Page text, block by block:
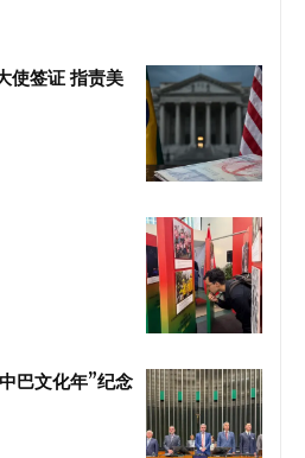
使签证 指责美
巴文化年”纪念